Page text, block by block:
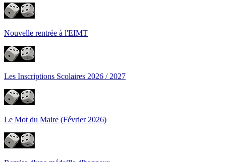
Nouvelle rentrée à l'EIMT
Les Inscriptions Scolaires 2026 / 2027
Le Mot du Maire (Février 2026)